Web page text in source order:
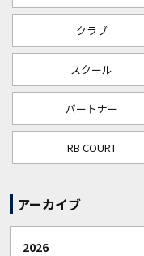
クラブ
スクール
パートナー
RB COURT
アーカイブ
2026